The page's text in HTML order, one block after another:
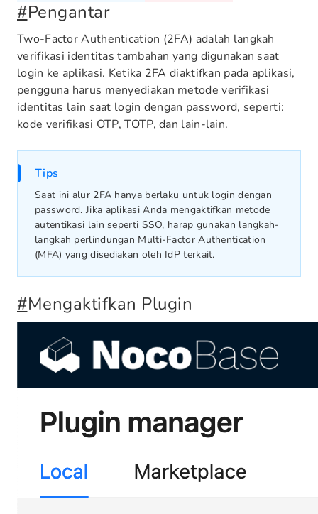
#Pengantar
Two-Factor Authentication (2FA) adalah langkah
verifikasi identitas tambahan yang digunakan saat
login ke aplikasi. Ketika 2FA diaktifkan pada aplikasi,
pengguna harus menyediakan metode verifikasi
identitas lain saat login dengan password, seperti:
kode verifikasi OTP, TOTP, dan lain-lain.
Tips
Saat ini alur 2FA hanya berlaku untuk login dengan
password. Jika aplikasi Anda mengaktifkan metode
autentikasi lain seperti SSO, harap gunakan langkah-
langkah perlindungan Multi-Factor Authentication
(MFA) yang disediakan oleh IdP terkait.
#Mengaktifkan Plugin